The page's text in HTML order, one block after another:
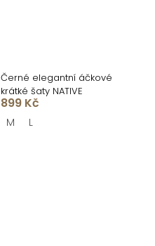
Černé elegantní áčkové
krátké šaty NATIVE
899 Kč
M L